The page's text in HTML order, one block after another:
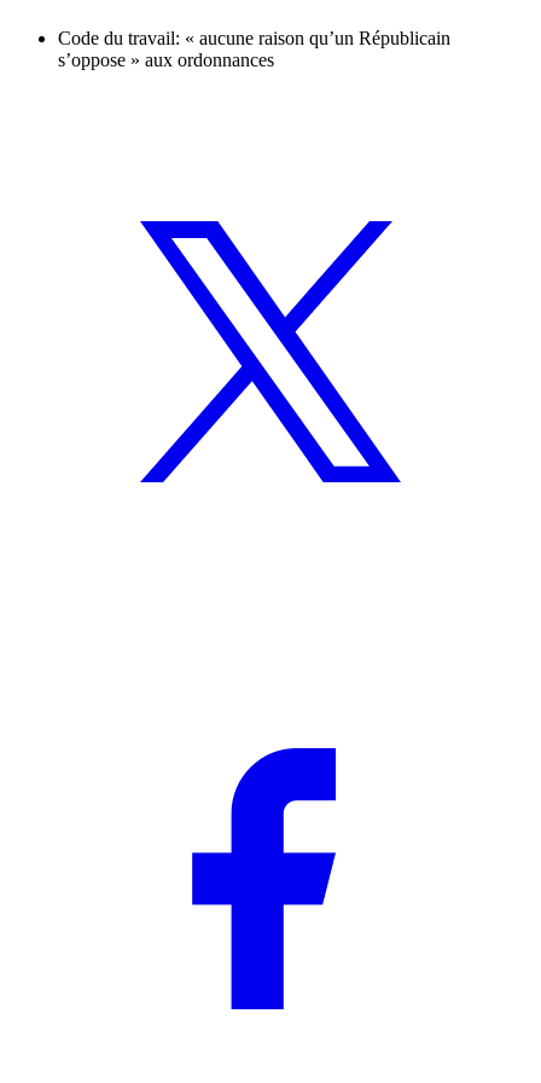
Code du travail: « aucune raison qu’un Républicain
s’oppose » aux ordonnances